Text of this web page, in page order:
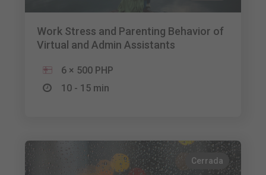
Work Stress and Parenting Behavior of
Virtual and Admin Assistants
6 × 500 PHP
10 - 15 min
Cerrada